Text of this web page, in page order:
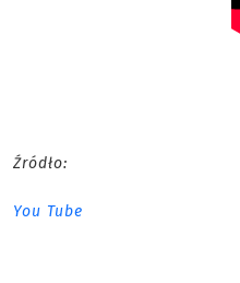
Źródło:
You Tube